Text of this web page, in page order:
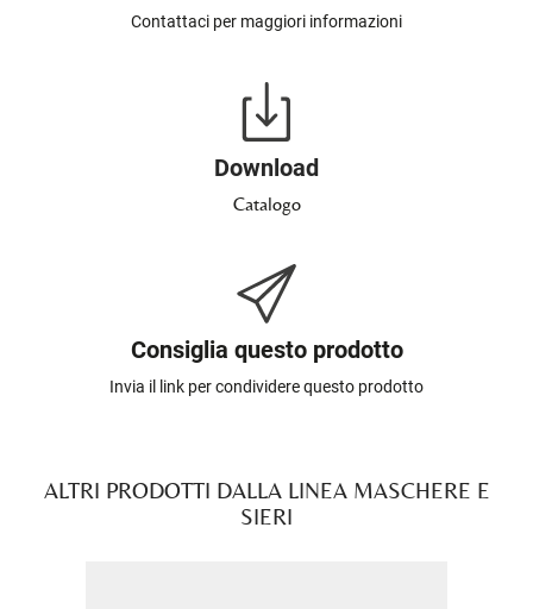
Contattaci per maggiori informazioni
Download
Catalogo
Consiglia questo prodotto
Invia il link per condividere questo prodotto
ALTRI PRODOTTI DALLA LINEA MASCHERE E
SIERI